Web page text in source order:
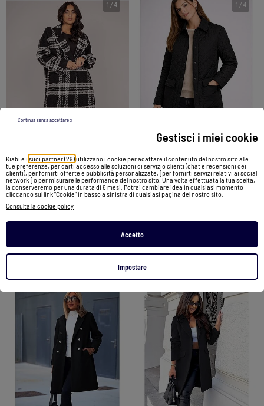
Gestisci i miei cookie
Kiabi e i suoi partner (29)utilizzano i cookie per adattare il contenuto del nostro sito alle
tue preferenze, per darti accesso alle soluzioni di servizio clienti (chat e recensioni dei
clienti), per fornirti offerte e pubblicità personalizzate, [per fornirti servizi relativi ai social
network ] o per misurare le performance del nostro sito. Una volta effettuata la tua scelta,
la conserveremo per una durata di 6 mesi. Potrai cambiare idea in qualsiasi momento
cliccando sul link "Cookie" in basso a sinistra di qualsiasi pagina del nostro sito.
Consulta la cookie policy
Accetto
Impostare
Continua senza accettare x
1 /4
Cappotto a quadri URENO
104,99 € 62,99 €
Vedi prodotto
1 /4
-60%
Cappotto trapuntato JDY
49,99 € 19,99 €
Vedi prodotto
1/1 1/1